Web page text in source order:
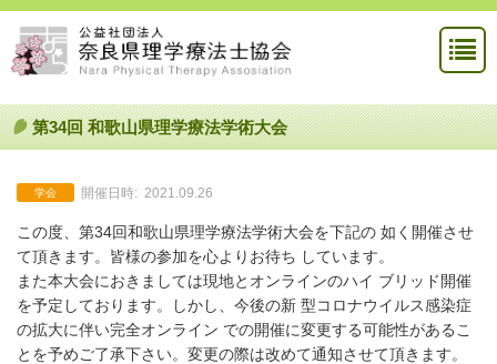
第34回 和歌山県理学療法学術大会
学会 開催日時: 2021.09.26
この度、第34回和歌山県理学療法学術大会を下記の 如く開催させ
て頂きます。皆様の参加を心よりお待ち しています。
また本大会におきましては現地とオンラインのハイ ブリッド開催
を予定しております。しかし、今後の新 型コロナウイルス感染症
の拡大に伴い完全オンライン での開催に変更する可能性があるこ
とを予めご了承下さい。変更の際は改めて通知させて頂きます。